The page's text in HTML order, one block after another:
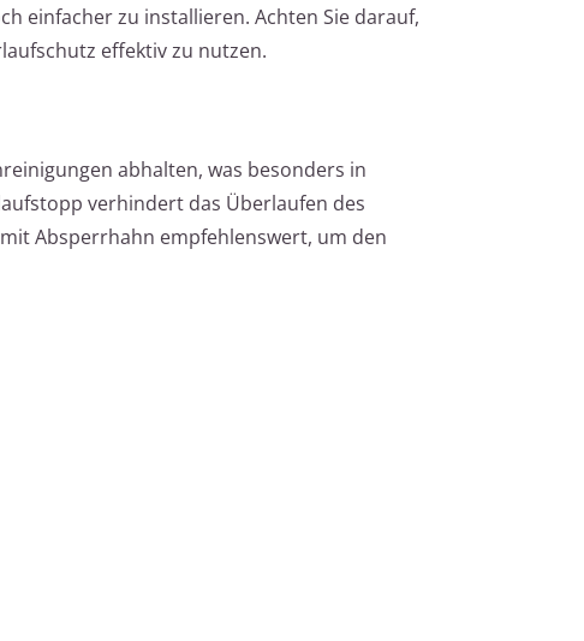
einfacher zu installieren. Achten Sie darauf,
effektiv zu nutzen.
abhalten, was besonders in
verhindert das Überlaufen des
Absperrhahn empfehlenswert, um den